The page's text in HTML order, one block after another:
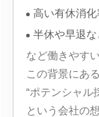
高い有休消化
半休や早退
など働きやす
この背景にあ
“ポテンシャル
という会社の